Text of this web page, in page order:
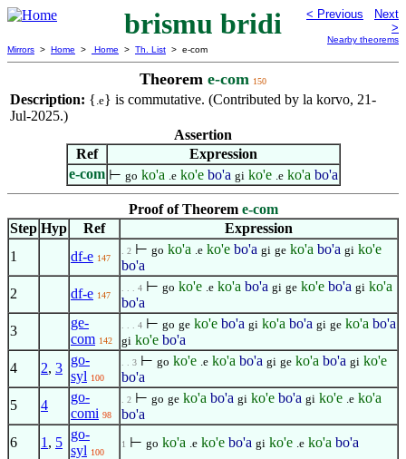
brismu bridi < Previous
Next
>
Nearby theorems
Mirrors > Home > Home > Th. List > e-com
Theorem e-com 150
Description: {.e} is commutative. (Contributed by la korvo, 21-
Jul-2025.)
Assertion
Ref
Expression
e-com ⊢ go ko'a .e ko'e bo'a gi ko'e .e ko'a bo'a
Proof of Theorem e-com
Step Hyp Ref
Expression
1
df-e 147
. 2 ⊢ go ko'a .e ko'e bo'a gi ge ko'a bo'a gi ko'e
bo'a
2
df-e 147
. . . 4 ⊢ go ko'e .e ko'a bo'a gi ge ko'e bo'a gi ko'a
bo'a
3
ge-
com 142
. . . 4 ⊢ go ge ko'e bo'a gi ko'a bo'a gi ge ko'a bo'a
gi ko'e bo'a
4
2, 3
go-
syl 100
. . 3 ⊢ go ko'e .e ko'a bo'a gi ge ko'a bo'a gi ko'e
bo'a
5
4
go-
comi 98
. 2 ⊢ go ge ko'a bo'a gi ko'e bo'a gi ko'e .e ko'a
bo'a
6
1 , 5
go-
syl 100
1 ⊢ go ko'a .e ko'e bo'a gi ko'e .e ko'a bo'a